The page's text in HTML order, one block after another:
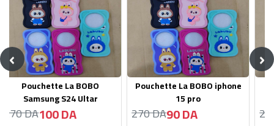
Pouchette La BOBO iphone
15 pro
270 DA90 DA
Pouchette La BOBO
Samsung S22
270 DA100 DA
‹ ›